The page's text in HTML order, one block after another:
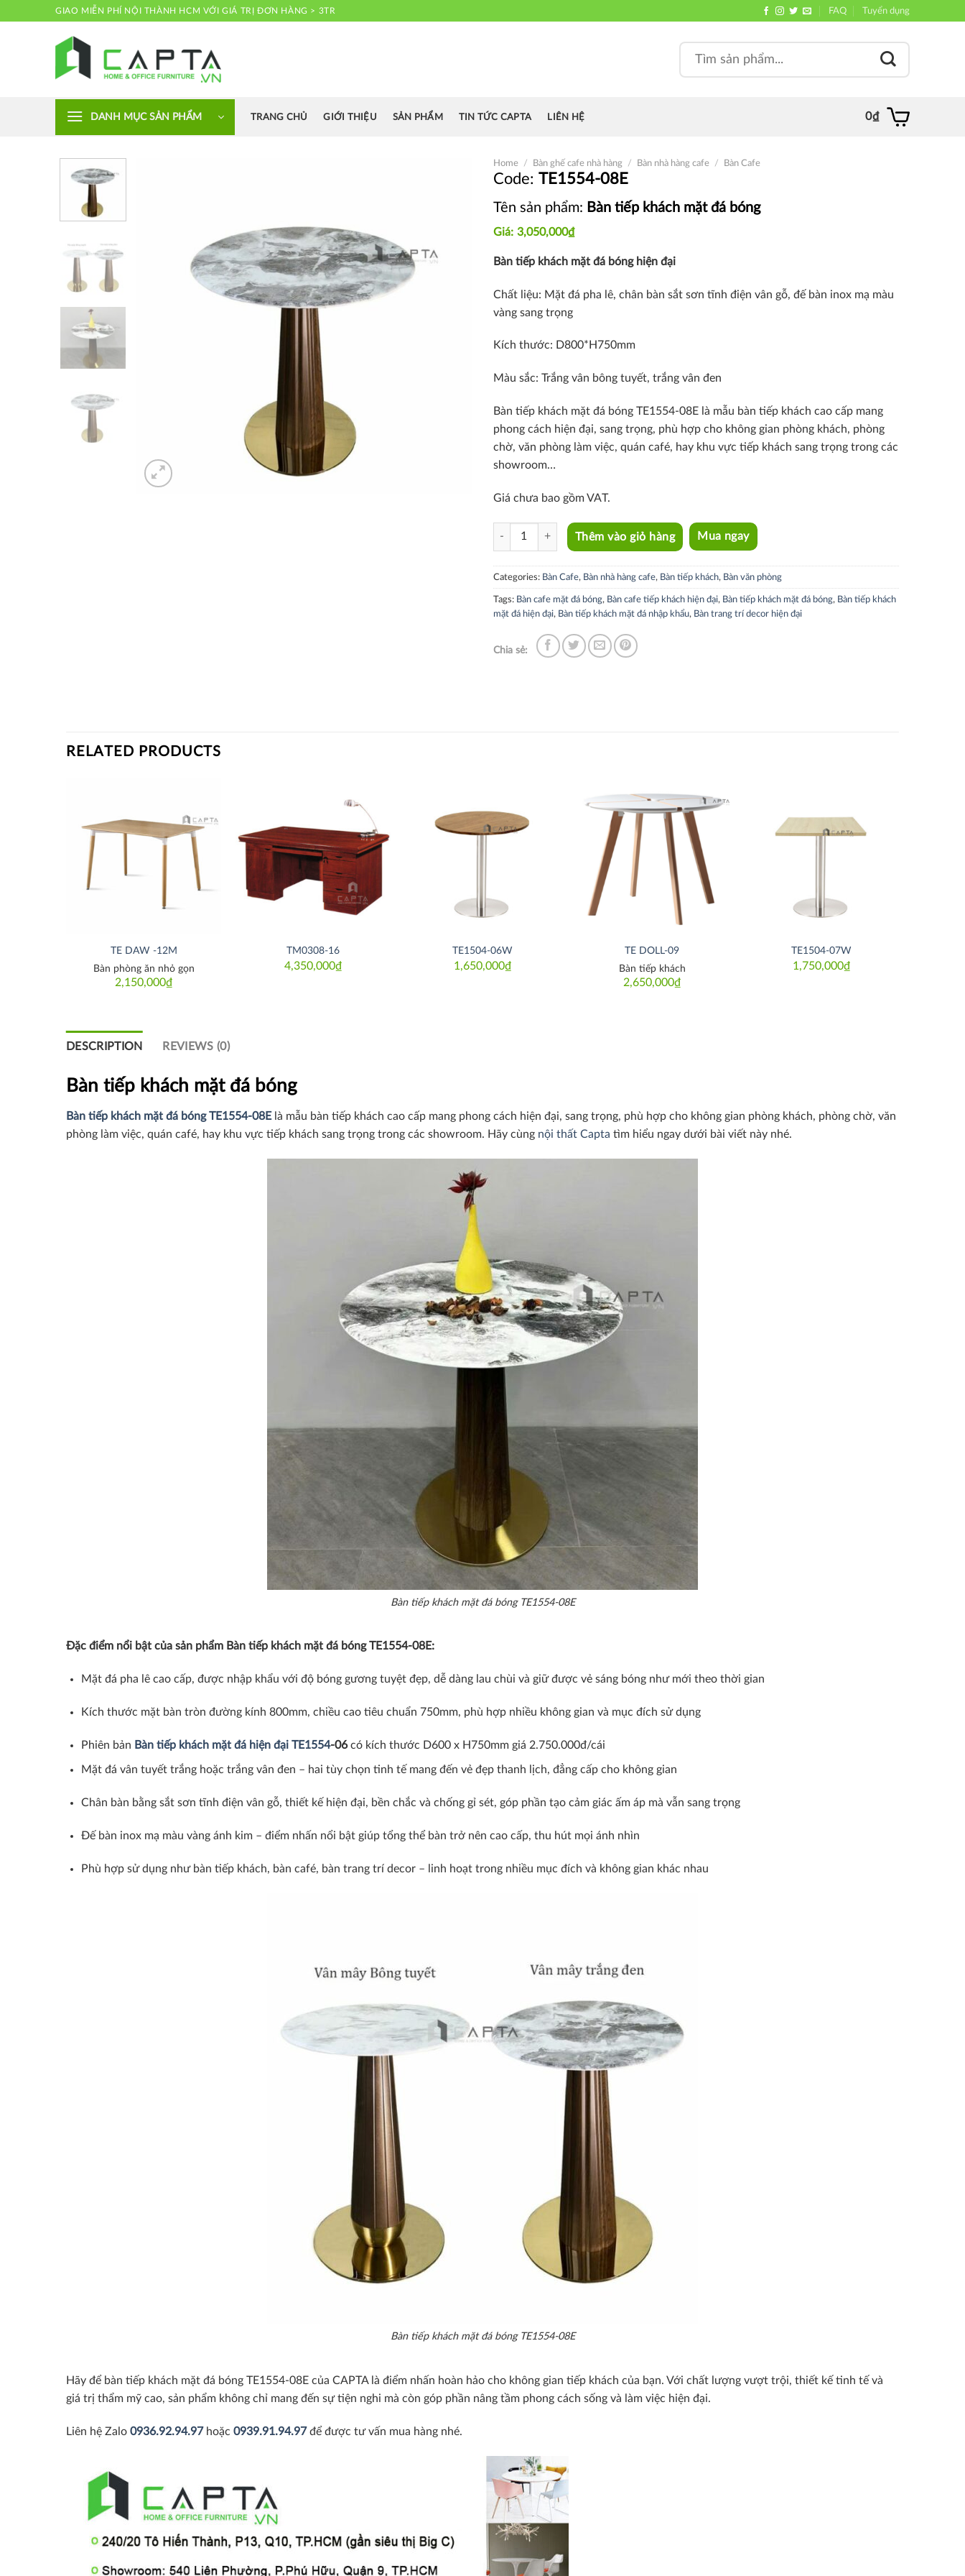
GIAO MIỄN PHÍ NỘI THÀNH HCM VỚI GIÁ TRỊ ĐƠN HÀNG > 3TR FAQ Tuyển dụng
for:
DANH MỤC SẢN PHẨM TRANG CHỦ GIỚI THIỆU SẢN PHẨM TIN TỨC CAPTA LIÊN HỆ 0₫
Home / Bàn ghế cafe nhà hàng / Bàn nhà hàng cafe / Bàn Cafe
TE1554-08E
Tên sản phẩm: Bàn tiếp khách mặt đá bóng
3,050,000₫
Bàn tiếp khách mặt đá bóng hiện đại
Chất liệu: Mặt đá pha lê, chân bàn sắt sơn tĩnh điện vân gỗ, đế bàn inox mạ màu
vàng sang trọng
Kích thước: D800*H750mm
Màu sắc: Trắng vân bông tuyết, trắng vân đen
Bàn tiếp khách mặt đá bóng TE1554-08E là mẫu bàn tiếp khách cao cấp mang
phong cách hiện đại, sang trọng, phù hợp cho không gian phòng khách, phòng
chờ, văn phòng làm việc, quán café, hay khu vực tiếp khách sang trọng trong các
showroom…
Giá chưa bao gồm VAT.
TE1554-08E quantity
Thêm vào giỏ hàng Mua ngay
Categories: Bàn Cafe, Bàn nhà hàng cafe, Bàn tiếp khách, Bàn văn phòng
Tags: Bàn cafe mặt đá bóng, Bàn cafe tiếp khách hiện đại, Bàn tiếp khách mặt đá bóng, Bàn tiếp khách
mặt đá hiện đại, Bàn tiếp khách mặt đá nhập khẩu, Bàn trang trí decor hiện đại
Chia sẻ:
RELATED PRODUCTS
Thích
TE DAW -12M
2,150,000₫
Bàn phòng ăn nhỏ gọn
Thích
TM0308-16
4,350,000₫
Thích
TE1504-06W
1,650,000₫
Thích
TE DOLL-09
2,650,000₫
Bàn tiếp khách
TE1504-07W
1,750,000₫
DESCRIPTION REVIEWS (0)
Bàn tiếp khách mặt đá bóng
Bàn tiếp khách mặt đá bóng TE1554-08Elà mẫu bàn tiếp khách cao cấp mang phong cách hiện đại, sang trọng, phù hợp cho không gian phòng khách, phòng chờ, văn
phòng làm việc, quán café, hay khu vực tiếp khách sang trọng trong các showroom. Hãy cùng nội thất Capta tìm hiểu ngay dưới bài viết này nhé.
Bàn tiếp khách mặt đá bóng TE1554-08E
Đặc điểm nổi bật của sản phẩm Bàn tiếp khách mặt đá bóng TE1554-08E:
Mặt đá pha lê cao cấp, được nhập khẩu với độ bóng gương tuyệt đẹp, dễ dàng lau chùi và giữ được vẻ sáng bóng như mới theo thời gian
Kích thước mặt bàn tròn đường kính 800mm, chiều cao tiêu chuẩn 750mm, phù hợp nhiều không gian và mục đích sử dụng
Phiên bản Bàn tiếp khách mặt đá hiện đại TE1554-06có kích thước D600 x H750mm giá 2.750.000đ/cái
Mặt đá vân tuyết trắng hoặc trắng vân đen – hai tùy chọn tinh tế mang đến vẻ đẹp thanh lịch, đẳng cấp cho không gian
Chân bàn bằng sắt sơn tĩnh điện vân gỗ, thiết kế hiện đại, bền chắc và chống gỉ sét, góp phần tạo cảm giác ấm áp mà vẫn sang trọng
Đế bàn inox mạ màu vàng ánh kim – điểm nhấn nổi bật giúp tổng thể bàn trở nên cao cấp, thu hút mọi ánh nhìn
Phù hợp sử dụng như bàn tiếp khách, bàn café, bàn trang trí decor – linh hoạt trong nhiều mục đích và không gian khác nhau
Bàn tiếp khách mặt đá bóng TE1554-08E
Hãy để bàn tiếp khách mặt đá bóng TE1554-08E của CAPTA là điểm nhấn hoàn hảo cho không gian tiếp khách của bạn. Với chất lượng vượt trội, thiết kế tinh tế và
giá trị thẩm mỹ cao, sản phẩm không chỉ mang đến sự tiện nghi mà còn góp phần nâng tầm phong cách sống và làm việc hiện đại.
Liên hệ Zalo 0936.92.94.97hoặc 0939.91.94.97để được tư vấn mua hàng nhé.